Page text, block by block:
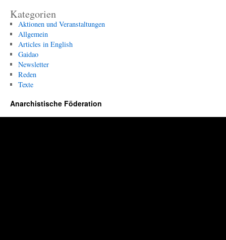
Kategorien
Aktionen und Veranstaltungen
Allgemein
Articles in English
Gaidao
Newsletter
Reden
Texte
Anarchistische Föderation